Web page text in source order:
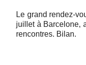
Le grand ren­dez-
juillet à Bar­ce­lone,
ren­contres. Bilan.